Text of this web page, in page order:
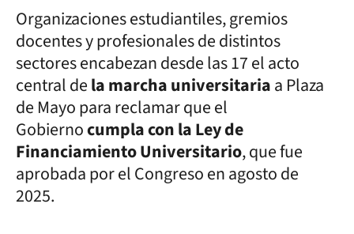
Organizaciones estudiantiles, gremios
docentes y profesionales de distintos
sectores encabezan desde las 17 el acto
central dela marcha universitariaa Plaza
de Mayo para reclamar que el
Gobiernocumpla con la Ley de
Financiamiento Universitario, que fue
aprobada por el Congreso en agosto de
2025.